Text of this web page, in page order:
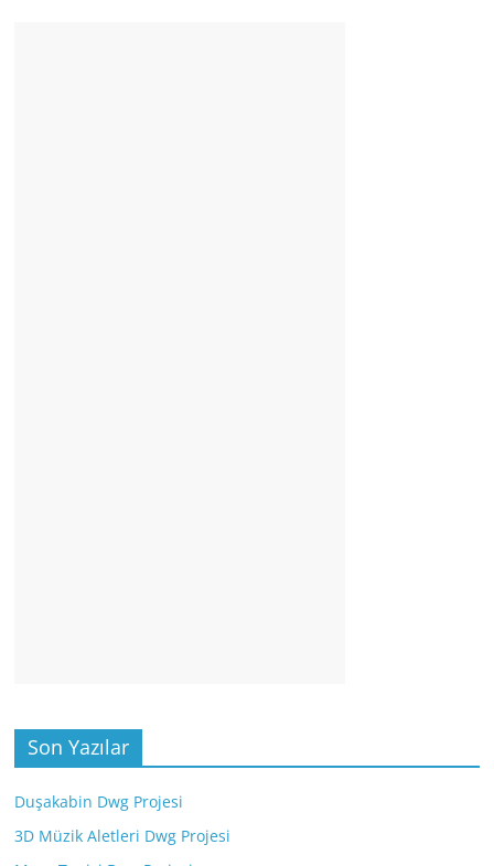
Son Yazılar
Duşakabin Dwg Projesi
3D Müzik Aletleri Dwg Projesi